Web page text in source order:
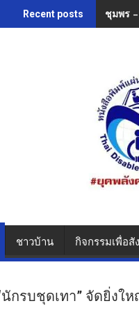
Recent posts ชุมพร
ชาวบ้าน กิจกรรมเพื่อสั
นักรบชุดเทา” จัดยิ่ง